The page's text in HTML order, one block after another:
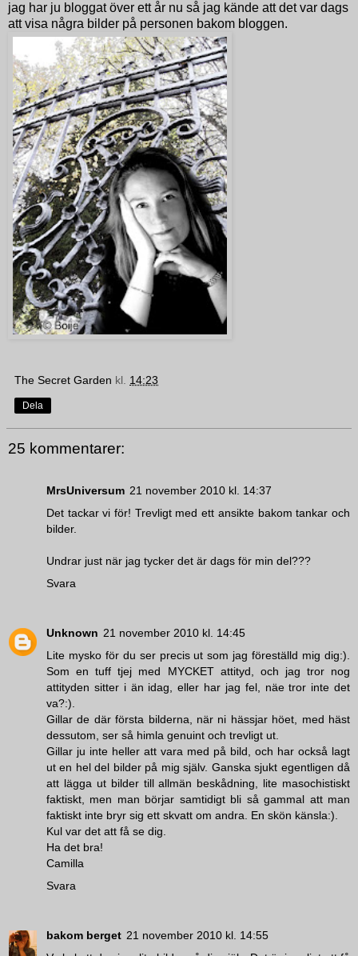
jag har ju bloggat över ett år nu så jag kände att det var dags
att visa några bilder på personen bakom bloggen.
The Secret Garden kl. 14:23
Dela
25 kommentarer:
MrsUniversum 21 november 2010 kl. 14:37
Det tackar vi för! Trevligt med ett ansikte bakom tankar och
bilder.
Undrar just när jag tycker det är dags för min del???
Svara
Unknown 21 november 2010 kl. 14:45
Lite mysko för du ser precis ut som jag föreställd mig dig:).
Som en tuff tjej med MYCKET attityd, och jag tror nog
attityden sitter i än idag, eller har jag fel, näe tror inte det
va?:).
Gillar de där första bilderna, när ni hässjar höet, med häst
dessutom, ser så himla genuint och trevligt ut.
Gillar ju inte heller att vara med på bild, och har också lagt
ut en hel del bilder på mig själv. Ganska sjukt egentligen då
att lägga ut bilder till allmän beskådning, lite masochistiskt
faktiskt, men man börjar samtidigt bli så gammal att man
faktiskt inte bryr sig ett skvatt om andra. En skön känsla:).
Kul var det att få se dig.
Ha det bra!
Camilla
Svara
bakom berget 21 november 2010 kl. 14:55